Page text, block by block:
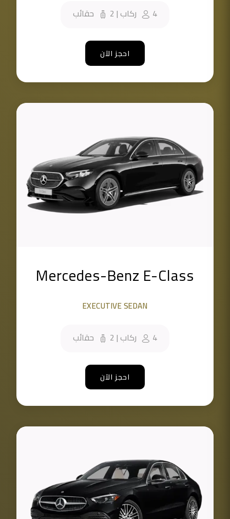
4 ركاب|
2 حقائب
احجز الآن
Mercedes-Benz E-Class
EXECUTIVE SEDAN
4 ركاب|
2 حقائب
احجز الآن